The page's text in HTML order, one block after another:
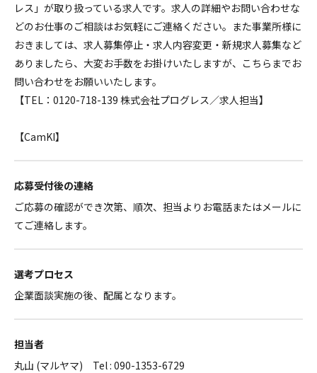
レス」が取り扱っている求人です。求人の詳細やお問い合わせな
どのお仕事のご相談はお気軽にご連絡ください。また事業所様に
おきましては、求人募集停止・求人内容変更・新規求人募集など
ありましたら、大変お手数をお掛けいたしますが、こちらまでお
問い合わせをお願いいたします。
【TEL：0120-718-139 株式会社プログレス／求人担当】
【CamKI】
応募受付後の連絡
ご応募の確認ができ次第、順次、担当よりお電話またはメールに
てご連絡します。
選考プロセス
企業面談実施の後、配属となります。
担当者
丸山 (マルヤマ) Tel : 090-1353-6729